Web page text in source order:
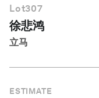
Lot307
徐悲鸿
立马
ESTIMATE